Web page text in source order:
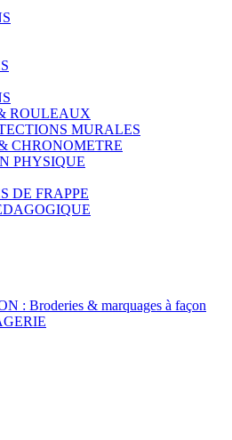
ROULEAUX
MURALES
CHRONOMETRE
PHYSIQUE
DE FRAPPE
: Broderies & marquages à façon